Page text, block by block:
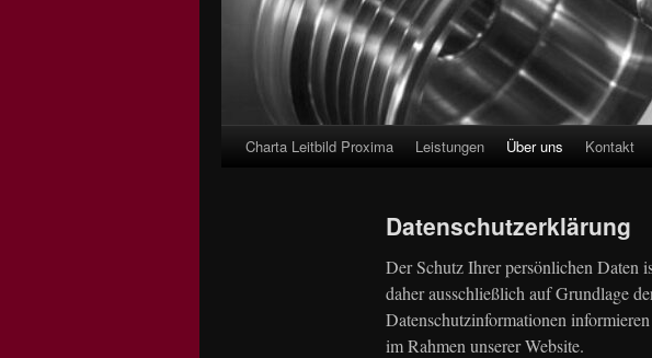
SkipCharta Leitbild Proxima Leistungen Über uns Kontakt
Datenschutzerklärung
Der Schutz Ihrer persönlichen Daten
daher ausschließlich auf Grundlage
Datenschutzinformationen
im Rahmen unserer Website.